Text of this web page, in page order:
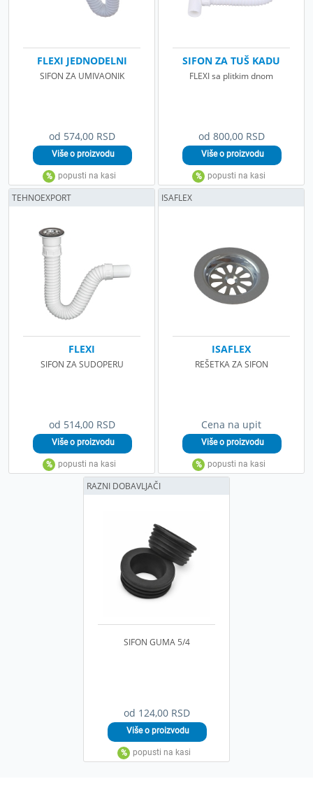
od 574,00 RSD
FLEXI JEDNODELNI
SIFON ZA UMIVAONIK
od 800,00 RSD
SIFON ZA TUŠ KADU
FLEXI sa plitkim dnom
od 514,00 RSD
FLEXI
SIFON ZA SUDOPERU
TEHNOEXPORT
Cena na upit
ISAFLEX
REŠETKA ZA SIFON
ISAFLEX
od 124,00 RSD
SIFON GUMA 5/4
RAZNI DOBAVLJAČI